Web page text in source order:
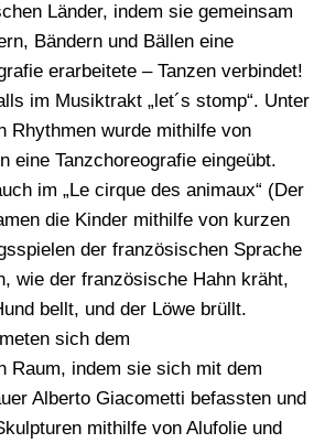
Länder, indem sie gemeinsam
Bändern und Bällen eine
erarbeitete – Tanzen verbindet!
im Musiktrakt „let´s stomp“. Unter
Rhythmen wurde mithilfe von
eine Tanzchoreografie eingeübt.
im „Le cirque des animaux“ (Der
die Kinder mithilfe von kurzen
der französischen Sprache
wie der französische Hahn kräht,
bellt, und der Löwe brüllt.
sich dem
Raum, indem sie sich mit dem
Alberto Giacometti befassten und
mithilfe von Alufolie und